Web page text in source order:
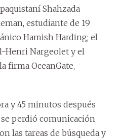
Shahzada
estudiante de 19
Hamish Harding; el
Henri Nargeolet y el
firma OceanGate,
y 45 minutos después
perdió comunicación
las tareas de búsqueda y